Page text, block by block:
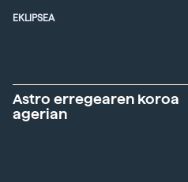
EKLIPSEA
Astro erregearen koroa
agerian